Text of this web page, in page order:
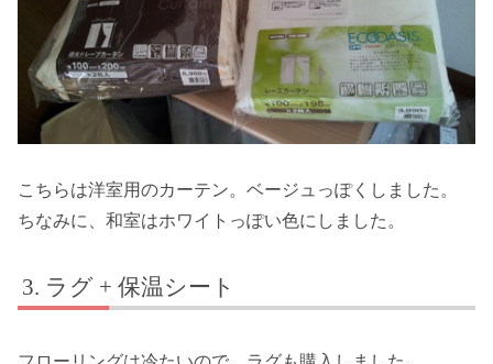
こちらは洋室用のカーテン。ベージュっぽくしました。
ちなみに、和室はホワイトっぽい色にしました。
ラグ + 保温シート